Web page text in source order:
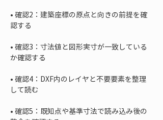
• 確認2：建築座標の原点と向きの前提を確
• 確認3：寸法値と図形実寸が一致している
• 確認4：DXF内のレイヤと不要要素を整理
• 確認5：既知点や基準寸法で読み込み後の